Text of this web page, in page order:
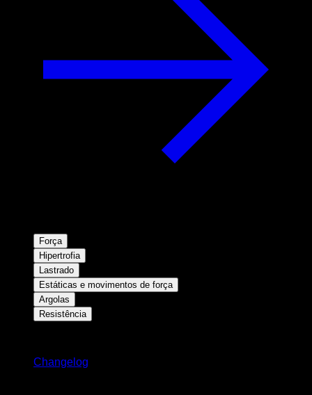
Força
Hipertrofia
Lastrado
Estáticas e movimentos de força
Argolas
Resistência
Changelog